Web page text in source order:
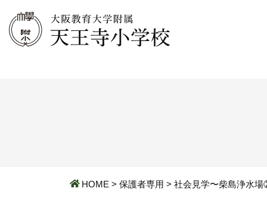
HOME > 保護者専用 > 社会見学〜柴島浄水